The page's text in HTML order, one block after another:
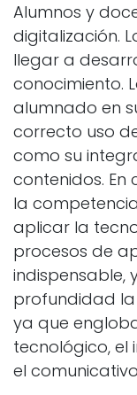
Alumnos y
digitalización.
llegar a
conocimiento.
alumnado en
correcto uso
como su
contenidos.
la
aplicar la
procesos de
indispensable,
profundidad
ya que
tecnológico, el
el